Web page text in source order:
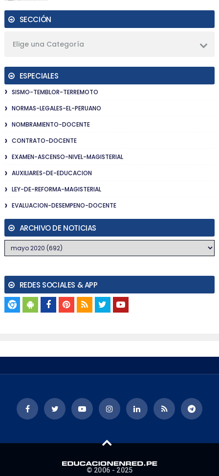
SECCIÓN
Elige una Categoría
ESPECIALES
SISMO-TEMBLOR-TERREMOTO
NORMAS-LEGALES-EL-PERUANO
NOMBRAMIENTO-DOCENTE
CONTRATO-DOCENTE
EXAMEN-ASCENSO-NIVEL-MAGISTERIAL
AUXILIARES-DE-EDUCACION
LEY-DE-REFORMA-MAGISTERIAL
EVALUACION-DESEMPENO-DOCENTE
ARCHIVO DE NOTICIAS
REDES SOCIALES & APP
© 2006 - 2025